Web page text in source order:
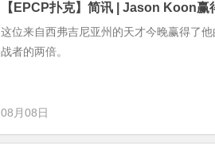
【EPCP扑克】简讯 | Jason Koon
这位来自西弗吉尼亚州的天才今晚赢得了
战者的两倍。
08月08日